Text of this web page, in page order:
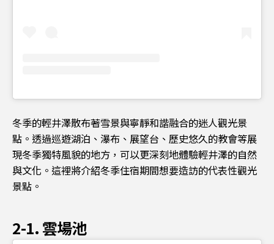
冬季的輕井澤散布著雪景與寧靜和諧融合的迷人觀光景
點。透過巡遊湖泊、瀑布、展望台、歷史悠久的教會等展
現冬季獨特風貌的地方，可以更深刻地體驗輕井澤的自然
與文化。這裡將介紹冬季住宿期間想要造訪的代表性觀光
景點。
2-1. 雲場池